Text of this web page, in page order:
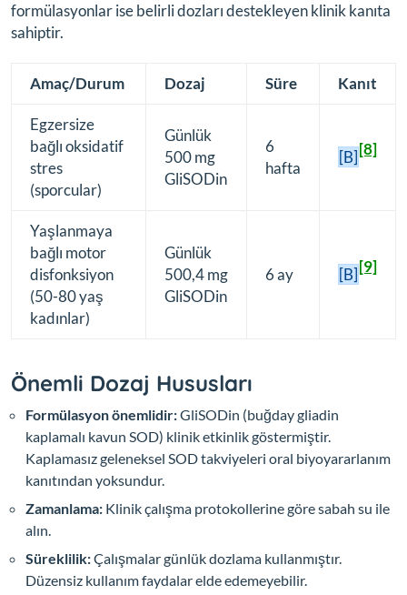
formülasyonlar ise belirli dozları destekleyen klinik kanıta
sahiptir.
Amaç/Durum Dozaj Süre Kanıt
Egzersize
bağlı oksidatif
stres
(sporcular)
Günlük
500 mg
GliSODin
6
hafta
[B][8]
Yaşlanmaya
bağlı motor
disfonksiyon
(50-80 yaş
kadınlar)
Günlük
500,4 mg
GliSODin
6 ay [B][9]
Önemli Dozaj Hususları
Formülasyon önemlidir:GliSODin (buğday gliadin
kaplamalı kavun SOD) klinik etkinlik göstermiştir.
Kaplamasız geleneksel SOD takviyeleri oral biyoyararlanım
kanıtından yoksundur.
Zamanlama: Klinik çalışma protokollerine göre sabah su ile
alın.
Süreklilik:Çalışmalar günlük dozlama kullanmıştır.
Düzensiz kullanım faydalar elde edemeyebilir.